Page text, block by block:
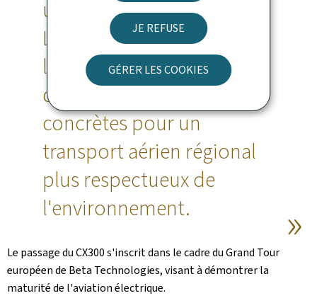
JE REFUSE
GÉRER LES COOKIES
une aviation plus verte.
L'innovation dans
l'aviation électrique ouvre
des perspectives
concrètes pour un
transport aérien régional
plus respectueux de
l'environnement.
Le passage du CX300 s'inscrit dans le cadre du Grand Tour
européen de Beta Technologies, visant à démontrer la
maturité de l'aviation électrique.